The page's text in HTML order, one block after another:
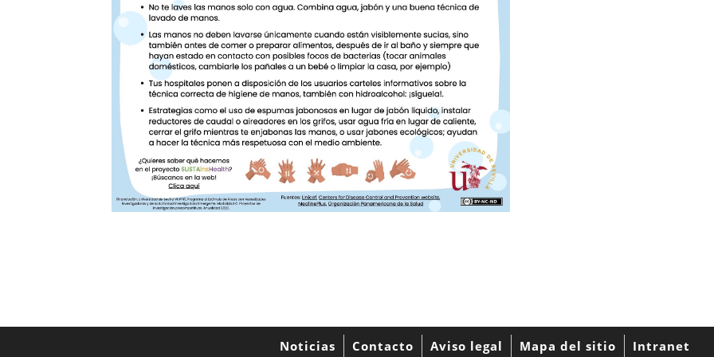
Noticias Contacto Aviso legal Mapa del sitio Intranet